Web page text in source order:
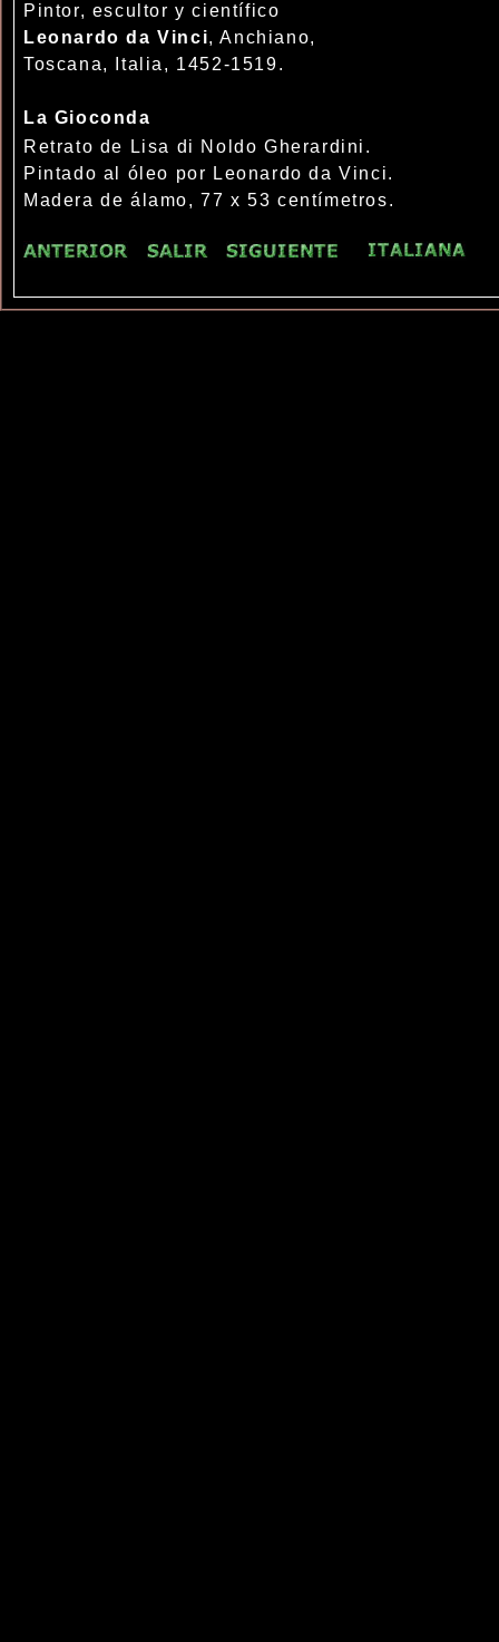
Pintor, escultor y científico
Leonardo da Vinci, Anchiano,
Toscana, Italia, 1452-1519.
La Gioconda
Retrato de Lisa di Noldo Gherardini.
Pintado al óleo por Leonardo da Vinci.
Madera de álamo, 77 x 53 centímetros.